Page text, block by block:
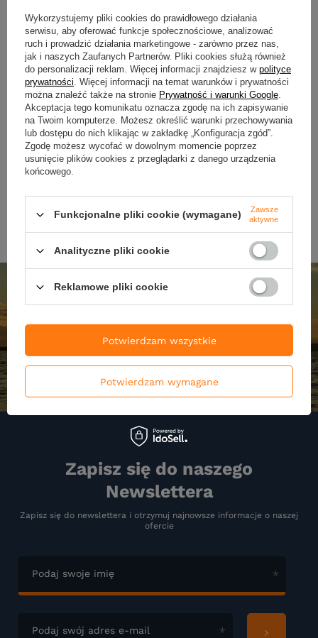
NOWOŚĆ
Wędka Mikado Bixlite Pro
Heavy Feeder 360cm | do 120g
(3+3 sec.)
176,47 zł
Kup za: 5936.7pktpunktów
NOWOŚĆ
Wędka Daiwa Caldia Sensor
270cm | 8-35g
590,00 zł
Zapisz się do naszego
Newslettera
Zapisz się do newslettera i otrzymuj najnowsze informacje o naszej
ofercie
Podaj swoje imię
Podaj swój adres e-mail
Wykorzystujemy pliki cookies do prawidłowego działania
serwisu, aby oferować funkcje społecznościowe, analizować
ruch i prowadzić działania marketingowe - zarówno przez nas,
jak i naszych Zaufanych Partnerów. Pliki cookies służą również
do personalizacji reklam. Więcej informacji znajdziesz w polityce
prywatności . Więcej informacji na temat warunków i prywatności
można znaleźć także na stronie Prywatność i warunki Google
Akceptacja tego komunikatu oznacza zgodę na ich zapisywanie
na Twoim komputerze. Możesz określić warunki przechowywania
lub dostępu do nich klikając w zakładkę „Konfiguracja zgód”.
Zgodę możesz wycofać w dowolnym momencie poprzez
usunięcie plików cookies z przeglądarki z danego urządzenia
końcowego.
Funkcjonalne pliki cookie (wymagane)
Zawsze
aktywne
Analityczne pliki cookie
Reklamowe pliki cookie
Potwierdzam wymagane
Potwierdzam wszystkie